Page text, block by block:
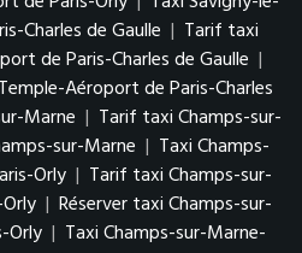
Charles de Gaulle | Tarif taxi
de Paris-Charles de Gaulle |
Aéroport de Paris-Charles
Marne | Tarif taxi Champs-sur-
sur-Marne | Taxi Champs-
Orly | Tarif taxi Champs-sur-
| Réserver taxi Champs-sur-
Orly | Taxi Champs-sur-Marne-